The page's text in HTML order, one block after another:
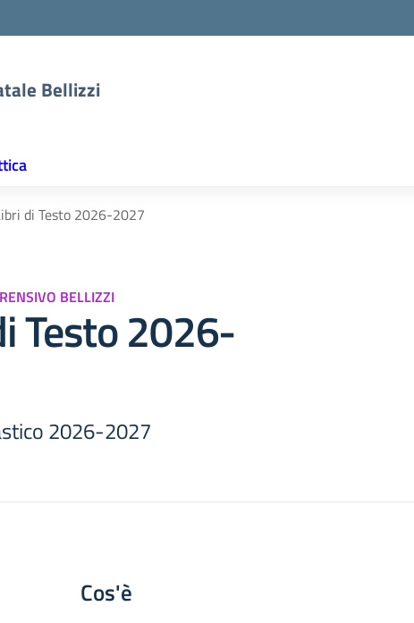
Bellizzi
di Testo 2026-2027
BELLIZZI
Testo 2026-
2026-2027
Cos'è